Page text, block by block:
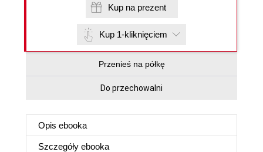
Kup na prezent
Kup 1-kliknięciem
Przenieś na półkę
Do przechowalni
Opis ebooka
Szczegóły ebooka